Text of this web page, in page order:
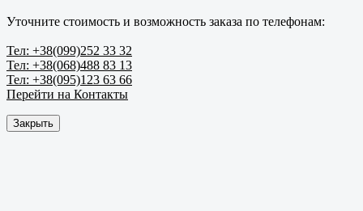
Уточните стоимость и возможность заказа по телефонам:
Тел: +38(099)252 33 32
Тел: +38(068)488 83 13
Тел: +38(095)123 63 66
Перейти на Контакты
Закрыть